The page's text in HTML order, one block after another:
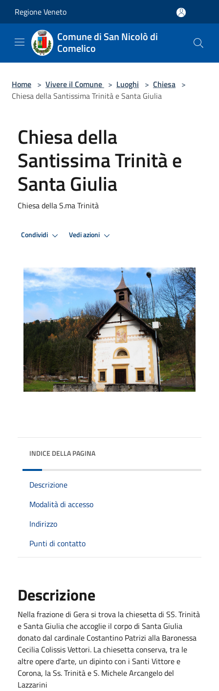
Regione Veneto
Comune di San Nicolò di
Comelico
Home > Vivere il Comune > Luoghi > Chiesa >
Chiesa della Santissima Trinità e Santa Giulia
Chiesa della
Santissima Trinità e
Santa Giulia
Chiesa della S.ma Trinità
Condividi Vedi azioni
INDICE DELLA PAGINA
Descrizione
Modalità di accesso
Indirizzo
Punti di contatto
Descrizione
Nella frazione di Gera si trova la chiesetta di SS. Trinità
e Santa Giulia che accoglie il corpo di Santa Giulia
donato dal cardinale Costantino Patrizi alla Baronessa
Cecilia Colissis Vettori. La chiesetta conserva, tra le
altre opere d’arte, un dipinto con i Santi Vittore e
Corona, la Ss. Trinità e S. Michele Arcangelo del
Lazzarini